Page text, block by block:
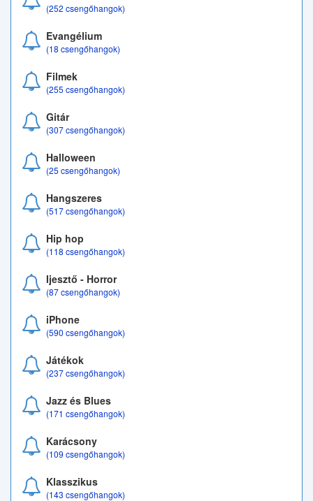
(252 csengőhangok)
Evangélium
(18 csengőhangok)
Filmek
(255 csengőhangok)
Gitár
(307 csengőhangok)
Halloween
(25 csengőhangok)
Hangszeres
(517 csengőhangok)
Hip hop
(118 csengőhangok)
Ijesztő - Horror
(87 csengőhangok)
iPhone
(590 csengőhangok)
Játékok
(237 csengőhangok)
Jazz és Blues
(171 csengőhangok)
Karácsony
(109 csengőhangok)
Klasszikus
(143 csengőhangok)